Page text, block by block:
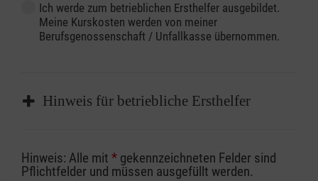
Ich werde zum betrieblichen Ersthelfer ausgebildet.
Meine Kurskosten werden von meiner
Berufsgenossenschaft / Unfallkasse übernommen.
Hinweis für betriebliche Ersthelfer
Sofern Sie ein Kostenübernahmeverfahren
Ihrer Berufsgenossenschaft / Unfallkasse
Hinweis: Alle mit * gekennzeichneten Felder sind
Pflichtfelder und müssen ausgefüllt werden.